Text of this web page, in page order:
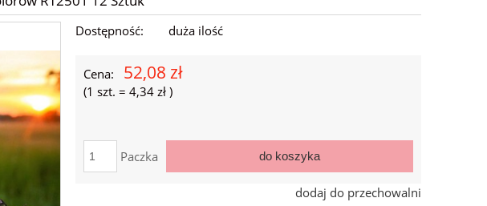
Dostępność: duża ilość
Cena: 52,08 zł
(1szt. =4,34 zł)
Paczka do koszyka
dodaj do przechowalni